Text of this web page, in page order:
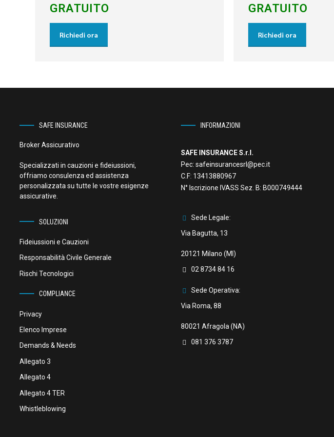
GRATUITO
Richiedi ora
GRATUITO
Richiedi ora
SAFE INSURANCE
Broker Assicurativo
Specializzati in cauzioni e fideiussioni,
offriamo consulenza ed assistenza
personalizzata su tutte le vostre esigenze
assicurative.
SOLUZIONI
Fideiussioni e Cauzioni
Responsabilità Civile Generale
Rischi Tecnologici
COMPLIANCE
Privacy
Elenco Imprese
Demands & Needs
Allegato 3
Allegato 4
Allegato 4 TER
Whistleblowing
INFORMAZIONI
SAFE INSURANCE S.r.l.
Pec: safeinsurancesrl@pec.it
C.F: 13413880967
N° Iscrizione IVASS Sez. B: B000749444
Sede Legale:
Via Bagutta, 13
20121 Milano (MI)
02 8734 84 16
Sede Operativa:
Via Roma, 88
80021 Afragola (NA)
081 376 3787